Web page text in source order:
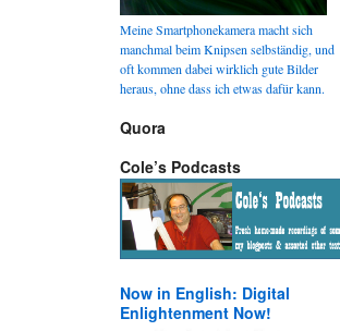
Meine Smartphonekamera macht sich
manchmal beim Knipsen selbständig, und
oft kommen dabei wirklich gute Bilder
heraus, ohne dass ich etwas dafür kann.
Quora
Cole’s Podcasts
Now in English: Digital
Enlightenment Now!